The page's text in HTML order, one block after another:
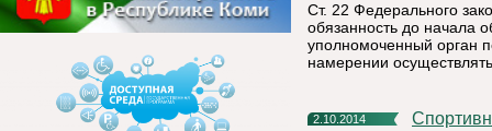
Ст. 22 Федерального
обязанность до начала
уполномоченный орган
намерении
2.10.2014